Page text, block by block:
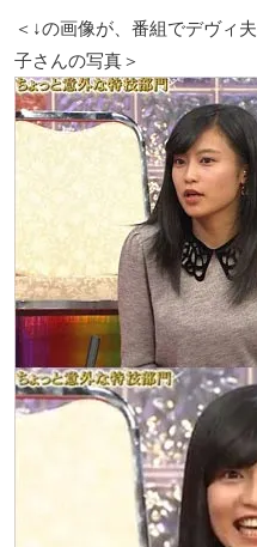
＜↓の画像が、番組でデヴィ
子さんの写真＞